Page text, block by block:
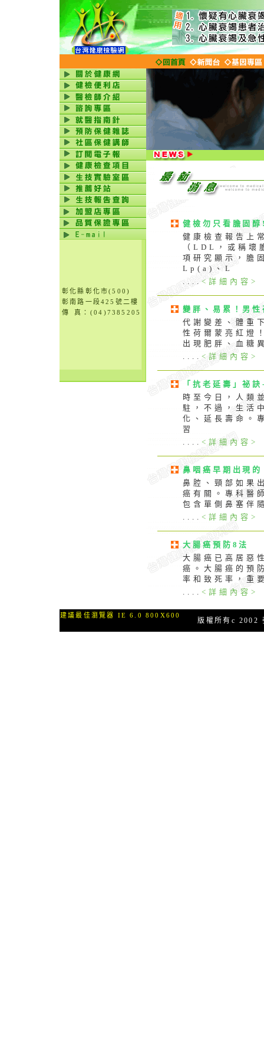
彰化縣彰化市(500)
彰南路一段425號二樓
傳 真： (04)7385205
健檢勿只看膽固
健康檢查報告上
（LDL，或稱壞
項研究顯示，膽
Lp(a)、L
.... <詳細內容>
變胖、易累！男
代謝變差、體重
性荷爾蒙亮紅燈
出現肥胖、血糖
.... <詳細內容>
「抗老延壽」祕
時至今日，人類
駐，不過，生活
化、延長壽命。
習
.... <詳細內容>
鼻咽癌早期出現
鼻腔、頸部如果
癌有關。專科醫
包含單側鼻塞伴
.... <詳細內容>
大腸癌預防8法
大腸癌已高居惡
癌。大腸癌的預
率和致死率，重
.... <詳細內容>
建議最佳瀏覽器 IE 6.0 800X600
版權所有c 2002